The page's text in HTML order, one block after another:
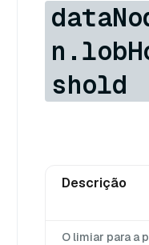
shold
Descrição
O limiar para a